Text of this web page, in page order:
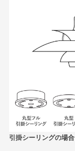
引掛シーリングの場合